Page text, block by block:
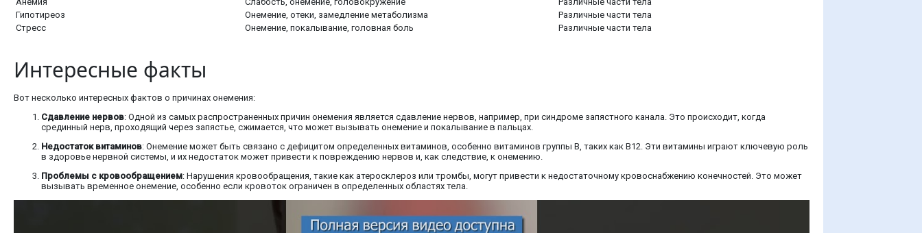
Гипотиреоз
Онемение, отеки, замедление метаболизма
Различные части тела
Стресс
Онемение, покалывание, головная боль Различные части тела
Интересные факты
Вот несколько интересных фактов о причинах онемения:
Сдавление нервов: Одной из самых распространенных причин онемения является сдавление нервов, например, при синдроме запястного канала. Это происходит, когда
срединный нерв, проходящий через запястье, сжимается, что может вызывать онемение и покалывание в пальцах.
Недостаток витаминов: Онемение может быть связано с дефицитом определенных витаминов, особенно витаминов группы B, таких как B12. Эти витамины играют ключевую роль
в здоровье нервной системы, и их недостаток может привести к повреждению нервов и, как следствие, к онемению.
Проблемы с кровообращением: Нарушения кровообращения, такие как атеросклероз или тромбы, могут привести к недостаточному кровоснабжению конечностей. Это может
вызывать временное онемение, особенно если кровоток ограничен в определенных областях тела.